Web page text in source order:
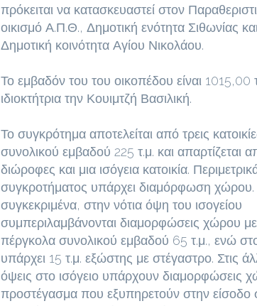
πρόκειται να κατασκευαστεί στον
οικισμό Α.Π.Θ., Δημοτική ενότητα Σιθωνίας και
Δημοτική κοινότητα Αγίου Νικολάου.
Το εμβαδόν του του οικοπέδου είναι 1015,00
ιδιοκτήτρια την Κουιμτζή Βασιλική.
Το συγκρότημα αποτελείται από τρεις
συνολικού εμβαδού 225 τ.μ. και απαρτίζεται
διώροφες και μια ισόγεια κατοικία.
συγκροτήματος υπάρχει διαμόρφωση χώρου.
συγκεκριμένα, στην νότια όψη του ισογείου
συμπεριλαμβάνονται διαμορφώσεις χώρου με
πέργκολα συνολικού εμβαδού 65 τ.μ., ενώ
υπάρχει 15 τ.μ. εξώστης με στέγαστρο. Στις
όψεις στο ισόγειο υπάρχουν διαμορφώσεις
προστέγασμα που εξυπηρετούν στην είσοδο